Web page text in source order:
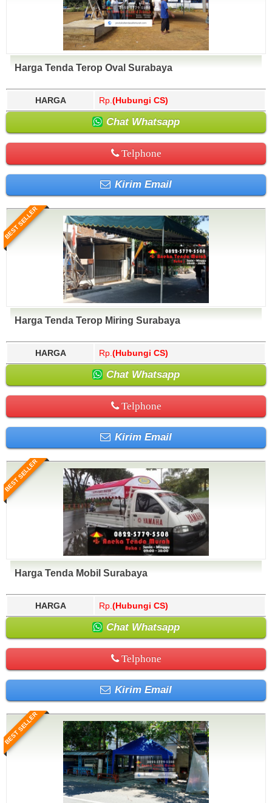
Harga Tenda Terop Oval Surabaya
HARGA Rp. (Hubungi CS)
Chat Whatsapp
Telphone
Kirim Email
BEST SELLER
Harga Tenda Terop Miring Surabaya
HARGA Rp. (Hubungi CS)
Chat Whatsapp
Telphone
Kirim Email
BEST SELLER
Harga Tenda Mobil Surabaya
HARGA Rp. (Hubungi CS)
Chat Whatsapp
Telphone
Kirim Email
BEST SELLER